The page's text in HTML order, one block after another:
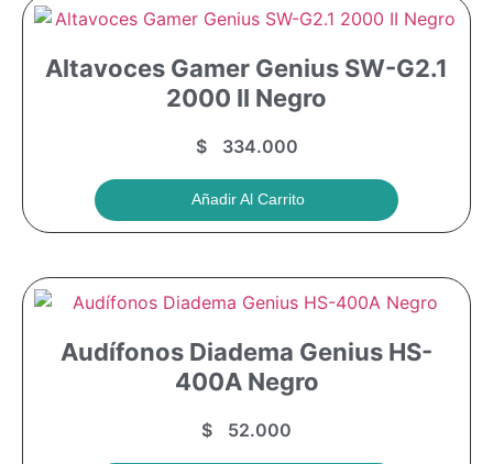
Altavoces Gamer Genius SW-G2.1
2000 II Negro
$334.000
Añadir Al Carrito
Audífonos Diadema Genius HS-
400A Negro
$ 52.000